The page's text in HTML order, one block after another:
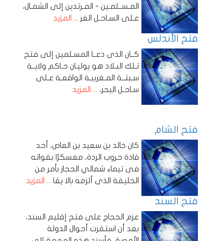
المـســلمـين - المـرتدين إلى الشمـال،
عـلى السـاحـل الغر ... المزيد
فتح الأندلس
كــان الذى دعــا المسـلمين إلى فتح
تـلك البـلاد هو يوليـان حـاكم ولايــة
سـبتــة المـغربيـة الواقعـة عـلى
سـاحـل البحر، ... المزيد
فتح الشام
كان خالد بن سعيد بن العاص، أحد
قادة حروب الردة، معسكرًا بقواته
فى تيماء شمالي الحجاز بأمر من
الخليفة الذى ألزمه بالا يقا ... المزيد
فتح السند
عزم الحجاج على فتح إقليم السند،
بعد أن استقرت أحوال الدولة